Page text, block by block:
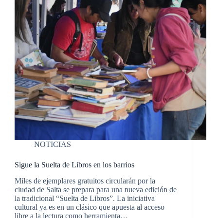
NOTICIAS
Sigue la Suelta de Libros en los barrios
Miles de ejemplares gratuitos circularán por la
ciudad de Salta se prepara para una nueva edición de
la tradicional “Suelta de Libros”. La iniciativa
cultural ya es en un clásico que apuesta al acceso
libre a la lectura como herramienta…